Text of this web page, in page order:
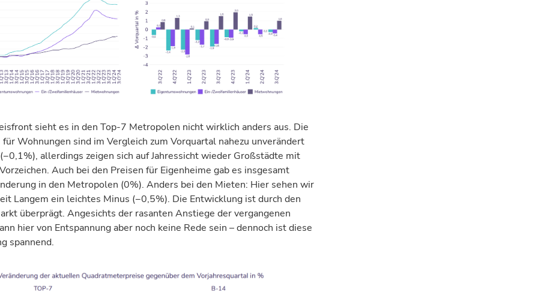
sieht es in den Top-7 Metropolen nicht wirklich anders aus. Die
fürWohnungen sind im Vergleich zum Vorquartal nahezu unverändert
(−0,1%), allerdings zeigen sich auf Jahressicht wieder Großstädte mit
Auch bei den Preisen für Eigenheime gabes insgesamt
in den Metropolen (0%). Anders bei den Mieten: Hier sehen wir
Langem ein leichtes Minus (−0,5%). Die Entwicklung ist durch den
überprägt. Angesichts der rasanten Anstiege der vergangenen
hier von Entspannung aber noch keine Rede sein – dennoch ist diese
spannend.